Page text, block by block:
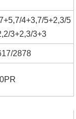
4+3,7/5+2,3/5
3+2,3/3+3
2878